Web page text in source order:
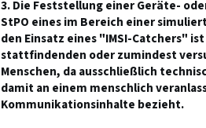
3. Die Feststellung einer Geräte-
StPO eines im Bereich einer
den Einsatz eines "IMSI-Catchers"
stattfindenden oder zumindest
Menschen, da ausschließlich
damit an einem menschlich
Kommunikationsinhalte bezieht.